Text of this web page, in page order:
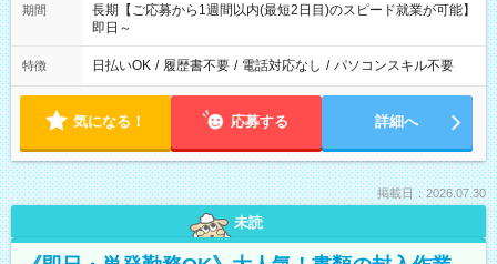
期間
長期【ご応募から1週間以内(最短2日目)のスピード就業が可能】
即日～
特徴 日払いOK / 履歴書不要 / 電話対応なし / パソコンスキル不要
気になる！ 応募する 詳細へ
掲載日：2026.07.30
未読